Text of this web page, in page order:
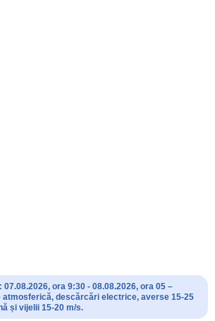
07.08.2026, ora 9:30 - 08.08.2026, ora 05 –
atmosferică, descărcări electrice, averse 15-25
și vijelii 15-20 m/s.